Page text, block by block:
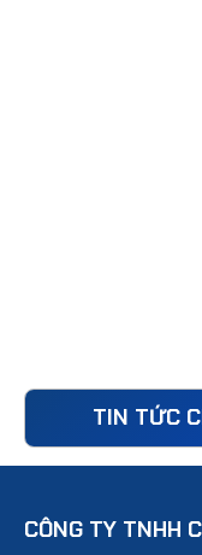
TIN TỨC
CÔNG TY TNHH